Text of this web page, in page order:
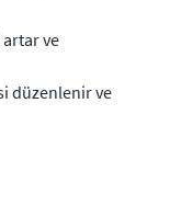
ve
düzenlenir ve